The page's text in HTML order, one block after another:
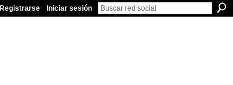
Registrarse Iniciar sesión